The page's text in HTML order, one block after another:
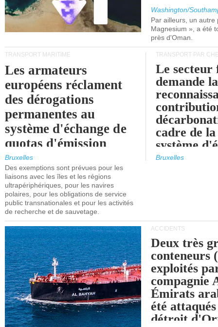
Washington/
Par ailleurs, un autre
Magnesium », a été
près d'Oman.
TRANSPORT MARITIME
Les armateurs
européens réclament
des dérogations
permanentes au
système d'échange de
quotas d'émission
maritimes de l'UE
après 2030.
Bruxelles
Des exemptions sont prévues pour les
liaisons avec les îles et les régions
ultrapériphériques, pour les navires
polaires, pour les obligations de service
public transnationales et pour les activités
de recherche et de sauvetage.
TRANSPORT PAR
Le
demande la
cadre de
système
quotas
Bruxelles
ACCIDENTS
Deux très
conteneurs
exploités
compagnie
Émirats
été
détroit